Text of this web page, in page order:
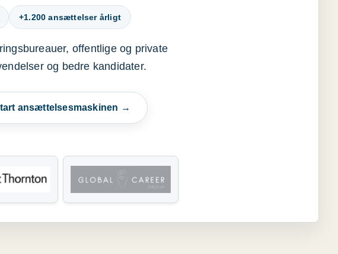
+1.200 ansættelser årligt
offentlige og private
og bedre kandidater.
ansættelsesmaskinen →